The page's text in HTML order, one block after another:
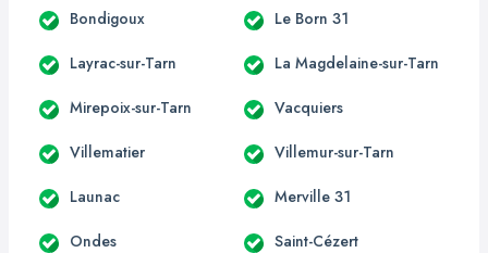
Bondigoux Le Born 31
Layrac-sur-Tarn La Magdelaine-sur-Tarn
Mirepoix-sur-Tarn Vacquiers
Villematier Villemur-sur-Tarn
Launac Merville 31
Ondes Saint-Cézert